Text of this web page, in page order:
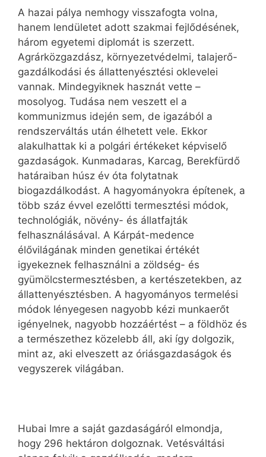
A hazai pálya nemhogy visszafogta volna,
hanem lendületet adott szakmai fejlődésének,
három egyetemi diplomát is szerzett.
Agrárközgazdász, környezetvédelmi, talajerő-
gazdálkodási és állattenyésztési oklevelei
vannak. Mindegyiknek hasznát vette –
mosolyog. Tudása nem veszett el a
kommunizmus idején sem, de igazából a
rendszerváltás után élhetett vele. Ekkor
alakulhattak ki a polgári értékeket képviselő
gazdaságok. Kunmadaras, Karcag, Berekfürdő
határaiban húsz év óta folytatnak
biogazdálkodást. A hagyományokra építenek, a
több száz évvel ezelőtti termesztési módok,
technológiák, növény- és állatfajták
felhasználásával. A Kárpát-medence
élővilágának minden genetikai értékét
igyekeznek felhasználni a zöldség- és
gyümölcstermesztésben, a kertészetekben, az
állattenyésztésben. A hagyományos termelési
módok lényegesen nagyobb kézi munkaerőt
igényelnek, nagyobb hozzáértést – a földhöz és
a természethez közelebb áll, aki így dolgozik,
mint az, aki elveszett az óriásgazdaságok és
vegyszerek világában.
Hubai Imre a saját gazdaságáról elmondja,
hogy 296 hektáron dolgoznak. Vetésváltási